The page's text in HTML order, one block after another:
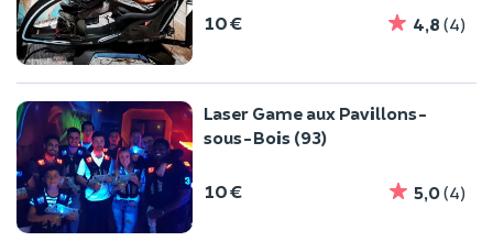
10 € 4,8 (4)
Laser Game aux Pavillons-
sous-Bois (93)
10 € 5,0(4)